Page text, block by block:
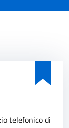
telefonico di